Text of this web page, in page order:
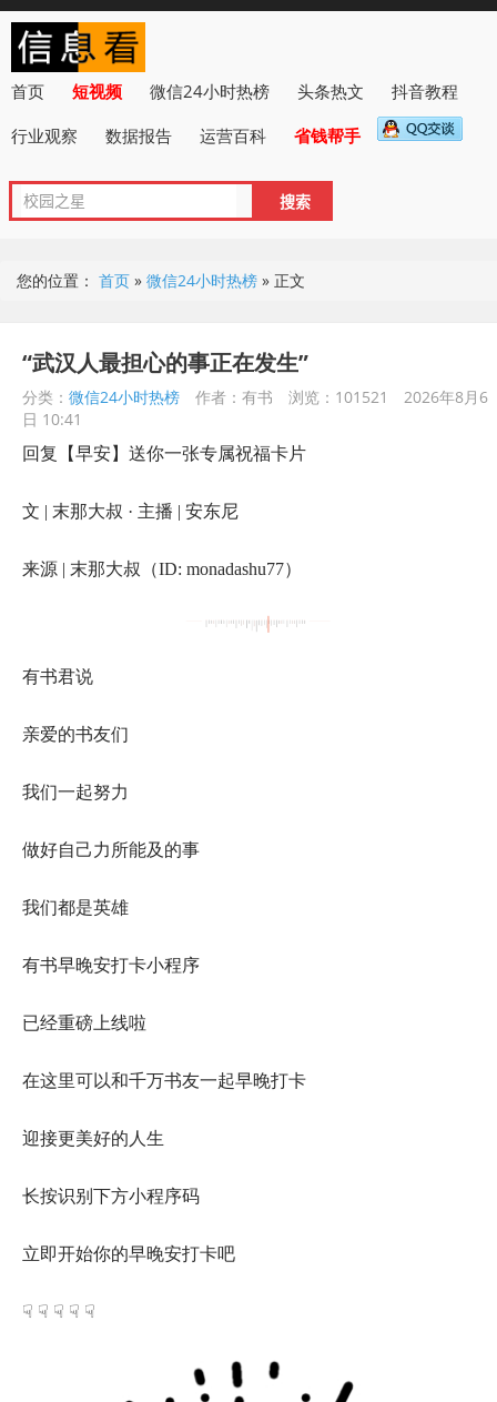
首页 短视频 微信24小时热榜 头条热文
抖音教程
行业观察
数据报告 运营百科 省钱帮手
您的位置： 首页 » 微信24小时热榜 » 正文
“武汉人最担心的事正在发生”
分类： 微信24小时热榜 作者：有书 浏览：101521
2026年8月6
日 10:41
回复【早安】送你一张专属祝福卡片
文 | 末那大叔 · 主播 | 安东尼
来源 | 末那大叔（ID: monadashu77）
有书君说
亲爱的书友们
我们一起努力
做好自己力所能及的事
我们都是英雄
有书早晚安打卡小程序
已经重磅上线啦
在这里可以和千万书友一起早晚打卡
迎接更美好的人生
长按识别下方小程序码
立即开始你的早晚安打卡吧
☟ ☟ ☟ ☟ ☟